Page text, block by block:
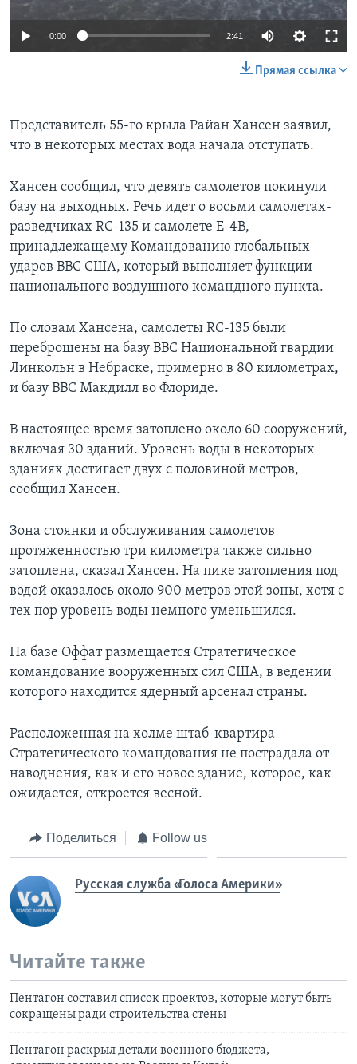
0:00 2:41
Прямая ссылка
Представитель 55-го крыла Райан Хансен заявил,
что в некоторых местах вода начала отступать.
Хансен сообщил, что девять самолетов покинули
базу на выходных. Речь идет о восьми самолетах-
разведчиках RC-135 и самолете E-4B,
принадлежащему Командованию глобальных
ударов ВВС США, который выполняет функции
национального воздушного командного пункта.
По словам Хансена, самолеты RC-135 были
переброшены на базу ВВС Национальной гвардии
Линкольн в Небраске, примерно в 80 километрах,
и базу ВВС Макдилл во Флориде.
В настоящее время затоплено около 60 сооружений,
включая 30 зданий. Уровень воды в некоторых
зданиях достигает двух с половиной метров,
сообщил Хансен.
Зона стоянки и обслуживания самолетов
протяженностью три километра также сильно
затоплена, сказал Хансен. На пике затопления под
водой оказалось около 900 метров этой зоны, хотя с
тех пор уровень воды немного уменьшился.
На базе Оффат размещается Стратегическое
командование вооруженных сил США, в ведении
которого находится ядерный арсенал страны.
Расположенная на холме штаб-квартира
Стратегического командования не пострадала от
наводнения, как и его новое здание, которое, как
ожидается, откроется весной.
Поделиться Follow us
Русская служба «Голоса Америки»
Читайте также
Пентагон составил список проектов, которые могут быть
сокращены ради строительства стены
Пентагон раскрыл детали военного бюджета,